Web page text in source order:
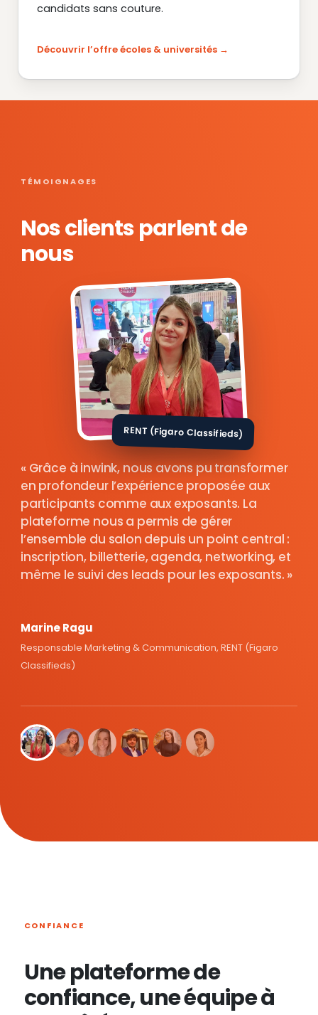
candidats sans couture.
Découvrir l’offre écoles & universités
TÉMOIGNAGES
Nos clients parlent de
nous
RENT (Figaro Classifieds)
Grâce à inwink, nous avons pu transformer
en profondeur l’expérience proposée aux
participants comme aux exposants. La
plateforme nous a permis de gérer
l’ensemble du salon depuis un point central :
inscription, billetterie, agenda, networking, et
même le suivi des leads pour les exposants.
Marine Ragu
Responsable Marketing & Communication, RENT (Figaro
Classifieds)
CONFIANCE
Une plateforme de
confiance, une équipe à